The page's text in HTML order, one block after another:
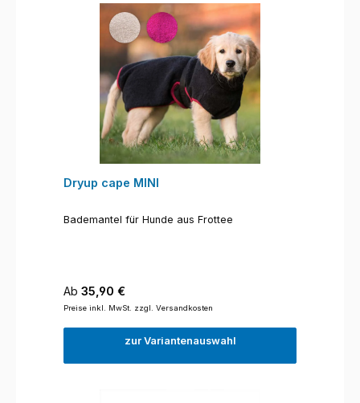
Dryup cape MINI
Bademantel für Hunde aus Frottee
Regulärer Preis:
Ab 35,90 €
Preise inkl. MwSt. zzgl. Versandkosten
zur Variantenauswahl